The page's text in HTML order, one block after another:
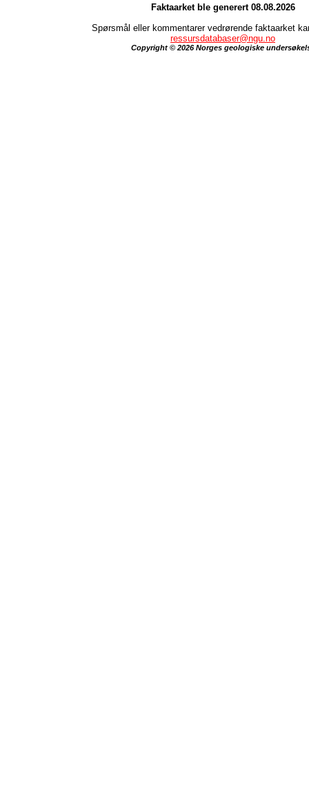
Faktaarket ble generert 08.08.2026
Spørsmål eller kommentarer vedrørende faktaarket
ressursdatabaser@ngu.no
Copyright © 2026 Norges geologiske